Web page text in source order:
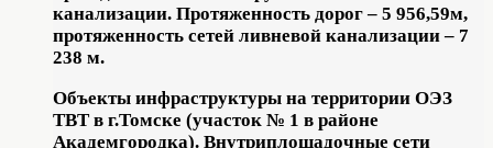
канализации. Протяженность дорог – 5 956,59м,
протяженность сетей ливневой канализации – 7
238 м.
Объекты инфраструктуры на территории ОЭЗ
ТВТ в г.Томске (участок № 1 в районе
Академгородка). Внутриплощадочные сети